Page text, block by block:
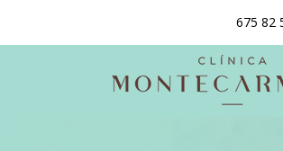
675 82